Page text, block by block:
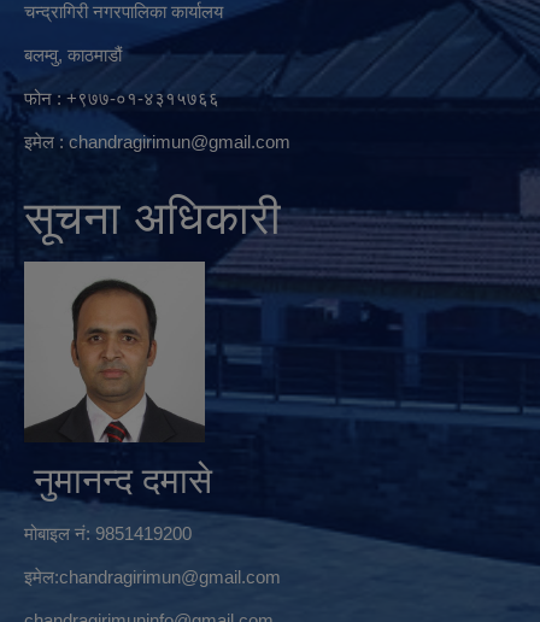
चन्द्रागिरी नगरपालिका कार्यालय
बलम्वु, काठमाडौं
फोन : +९७७-०१-४३१५७६६
इमेल :chandragirimun@gmail.com
सूचना अधिकारी
नुमानन्द दमासे
मोबाइल नं: 9851419200
इमेल:chandragirimun@gmail.com